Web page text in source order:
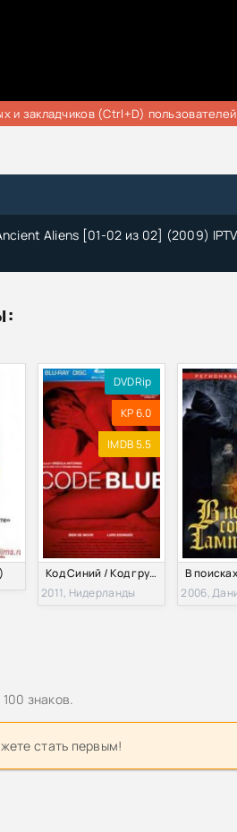
и закладчиков (Ctrl+D)
Aliens [01-02 из 02] (2009)
DVDRip
KP 6.0
IMDB 5.5
Код Синий / Код грусти (2011)
2011, Нидерланды
2006,
знаков.
стать первым!